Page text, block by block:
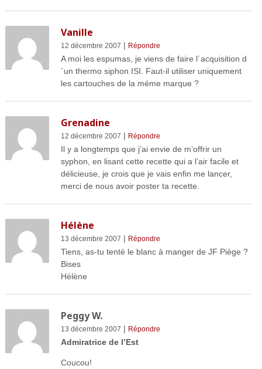
Vanille
12 décembre 2007 | Répondre
A moi les espumas, je viens de faire l´acquisition d
´un thermo siphon ISI. Faut-il utiliser uniquement
les cartouches de la méme marque ?
Grenadine
12 décembre 2007 | Répondre
Il y a longtemps que j’ai envie de m’offrir un
syphon, en lisant cette recette qui a l’air facile et
délicieuse, je crois que je vais enfin me lancer,
merci de nous avoir poster ta recette.
Hélène
13 décembre 2007 | Répondre
Tiens, as-tu tenté le blanc à manger de JF Piège ?
Bises
Hélène
Peggy W.
13 décembre 2007 | Répondre
Admiratrice de l’Est
Coucou!